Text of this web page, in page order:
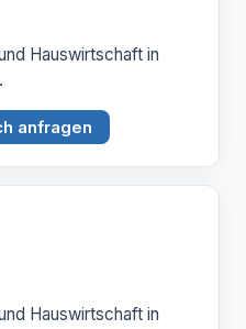
Hauswirtschaft in
anfragen
Hauswirtschaft in